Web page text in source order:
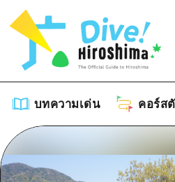
บทความเด่น คอร์ส
บทความเด่น